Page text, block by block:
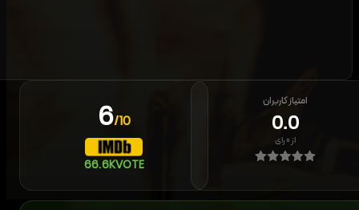
6/10
66.6KVOTE
امتیاز کاربران
0.0
از۰رای